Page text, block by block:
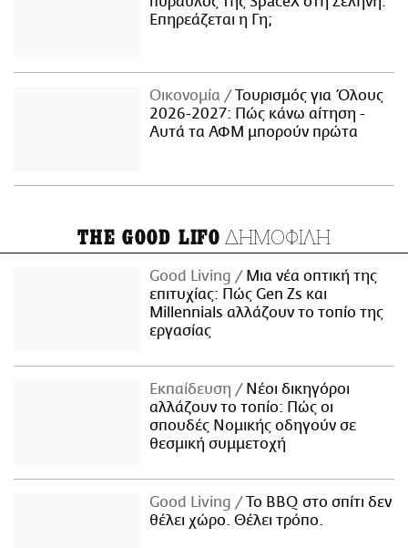
Επηρεάζεται η Γη;
Οικονομία
Τουρισμός για Όλους
2026-2027: Πώς κάνω αίτηση -
Αυτά τα ΑΦΜ μπορούν πρώτα
THE GOOD LIFO ΔΗΜΟΦΙΛΗ
Good Living
Μια νέα οπτική της
επιτυχίας: Πώς Gen Zs και
Millennials αλλάζουν το τοπίο της
εργασίας
Εκπαίδευση
Νέοι δικηγόροι
αλλάζουν το τοπίο: Πώς οι
σπουδές Νομικής οδηγούν σε
θεσμική συμμετοχή
Good Living
Το BBQ στο σπίτι δεν
θέλει χώρο. Θέλει τρόπο.